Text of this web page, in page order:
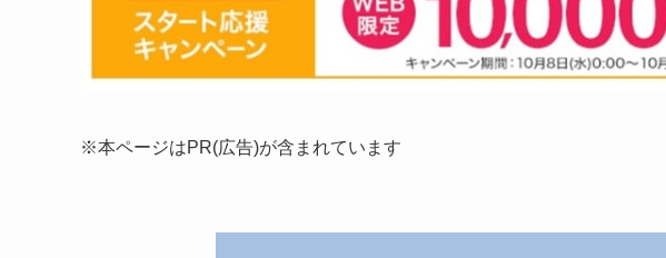
※本ページはPR(広告)が含まれています